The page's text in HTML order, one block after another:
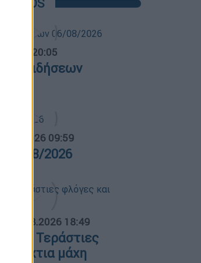
VIDEOS
20:05
ειδήσεων
07.08.2026 09:59
07/08/2026
06.08.2026 18:49
Τεράστιες
μάχη